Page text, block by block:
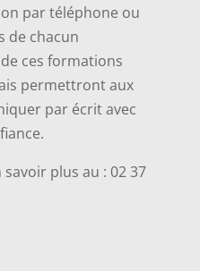
par téléphone ou
de chacun
ces formations
permettront aux
par écrit avec
plus au : 02 37